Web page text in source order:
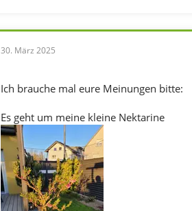
i
n
30. März 2025
Ich brauche mal eure Meinungen bitte:
Es geht um meine kleine Nektarine